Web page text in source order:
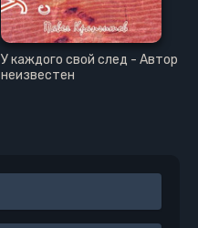
У каждого свой след - Автор
неизвестен